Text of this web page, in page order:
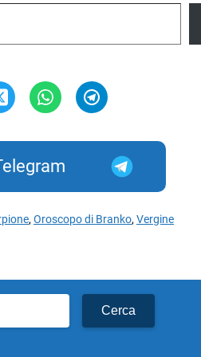
,Oroscopo di Branko,Vergine